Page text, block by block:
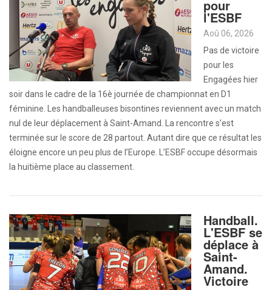
pour
l'ESBF
Aoû 06, 2026
Pas de victoire
pour les
Engagées hier
soir dans le cadre de la 16è journée de championnat en D1
féminine. Les handballeuses bisontines reviennent avec un match
nul de leur déplacement à Saint-Amand. La rencontre s’est
terminée sur le score de 28 partout. Autant dire que ce résultat les
éloigne encore un peu plus de l’Europe. L’ESBF occupe désormais
la huitième place au classement.
Handball.
L'ESBF se
déplace à
Saint-
Amand.
Victoire